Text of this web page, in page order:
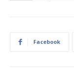
Facebook